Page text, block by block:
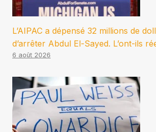
L’AIPAC a dépensé 32 millions de
d’arrêter Abdul El-Sayed. L’ont-ils
6 août 2026